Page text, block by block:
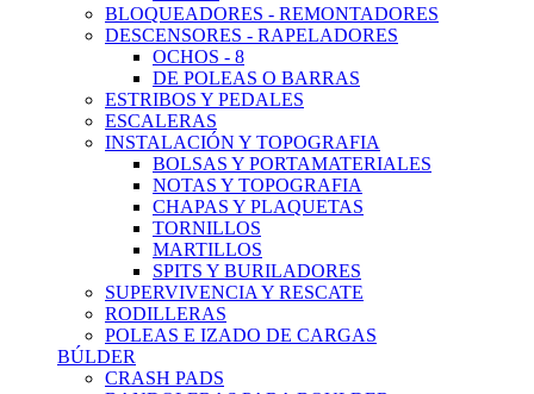
BLOQUEADORES - REMONTADORES
DESCENSORES - RAPELADORES
OCHOS - 8
DE POLEAS O BARRAS
ESTRIBOS Y PEDALES
ESCALERAS
INSTALACIÓN Y TOPOGRAFIA
BOLSAS Y PORTAMATERIALES
NOTAS Y TOPOGRAFIA
CHAPAS Y PLAQUETAS
TORNILLOS
MARTILLOS
SPITS Y BURILADORES
SUPERVIVENCIA Y RESCATE
RODILLERAS
POLEAS E IZADO DE CARGAS
BÚLDER
CRASH PADS